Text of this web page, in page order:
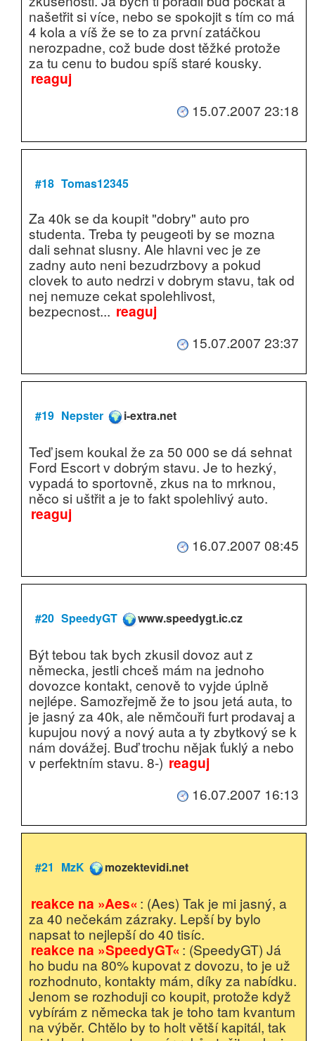
našetřit si více, nebo se spokojit s tím co má
4 kola a víš že se to za první zatáčkou
nerozpadne, což bude dost těžké protože
za tu cenu to budou spíš staré kousky.
reaguj
15.07.2007 23:18
#18 Tomas12345
Za 40k se da koupit "dobry" auto pro
studenta. Treba ty peugeoti by se mozna
dali sehnat slusny. Ale hlavni vec je ze
zadny auto neni bezudrzbovy a pokud
clovek to auto nedrzi v dobrym stavu, tak od
nej nemuze cekat spolehlivost,
bezpecnost... reaguj
15.07.2007 23:37
#19 Nepster i-extra.net
Teď jsem koukal že za 50 000 se dá sehnat
Ford Escort v dobrým stavu. Je to hezký,
vypadá to sportovně, zkus na to mrknou,
něco si uštřit a je to fakt spolehlivý auto.
reaguj
16.07.2007 08:45
#20 SpeedyGT www.speedygt.ic.cz
Být tebou tak bych zkusil dovoz aut z
německa, jestli chceš mám na jednoho
dovozce kontakt, cenově to vyjde úplně
nejlépe. Samozřejmě že to jsou jetá auta, to
je jasný za 40k, ale němčouři furt prodavaj a
kupujou nový a nový auta a ty zbytkový se k
nám dovážej. Buď trochu nějak ťuklý a nebo
v perfektním stavu. 8-) reaguj
16.07.2007 16:13
#21 MzK mozektevidi.net
reakce na »Aes« : (Aes) Tak je mi jasný, a
za 40 nečekám zázraky. Lepší by bylo
napsat to nejlepší do 40 tisíc.
reakce na »SpeedyGT« : (SpeedyGT) Já
ho budu na 80% kupovat z dovozu, to je už
rozhodnuto, kontakty mám, díky za nabídku.
Jenom se rozhoduji co koupit, protože když
vybírám z německa tak je toho tam kvantum
na výběr. Chtělo by to holt větší kapitál, tak